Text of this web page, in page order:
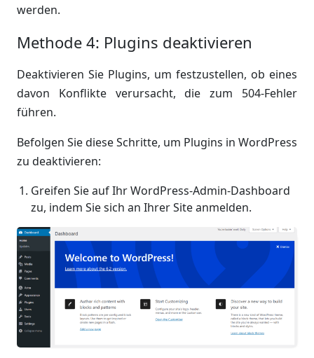
werden.
Methode 4: Plugins deaktivieren
Deaktivieren Sie Plugins, um festzustellen, ob eines
davon Konflikte verursacht, die zum 504-Fehler
führen.
Befolgen Sie diese Schritte, um Plugins in WordPress
zu deaktivieren:
Greifen Sie auf Ihr WordPress-Admin-Dashboard
zu, indem Sie sich an Ihrer Site anmelden.